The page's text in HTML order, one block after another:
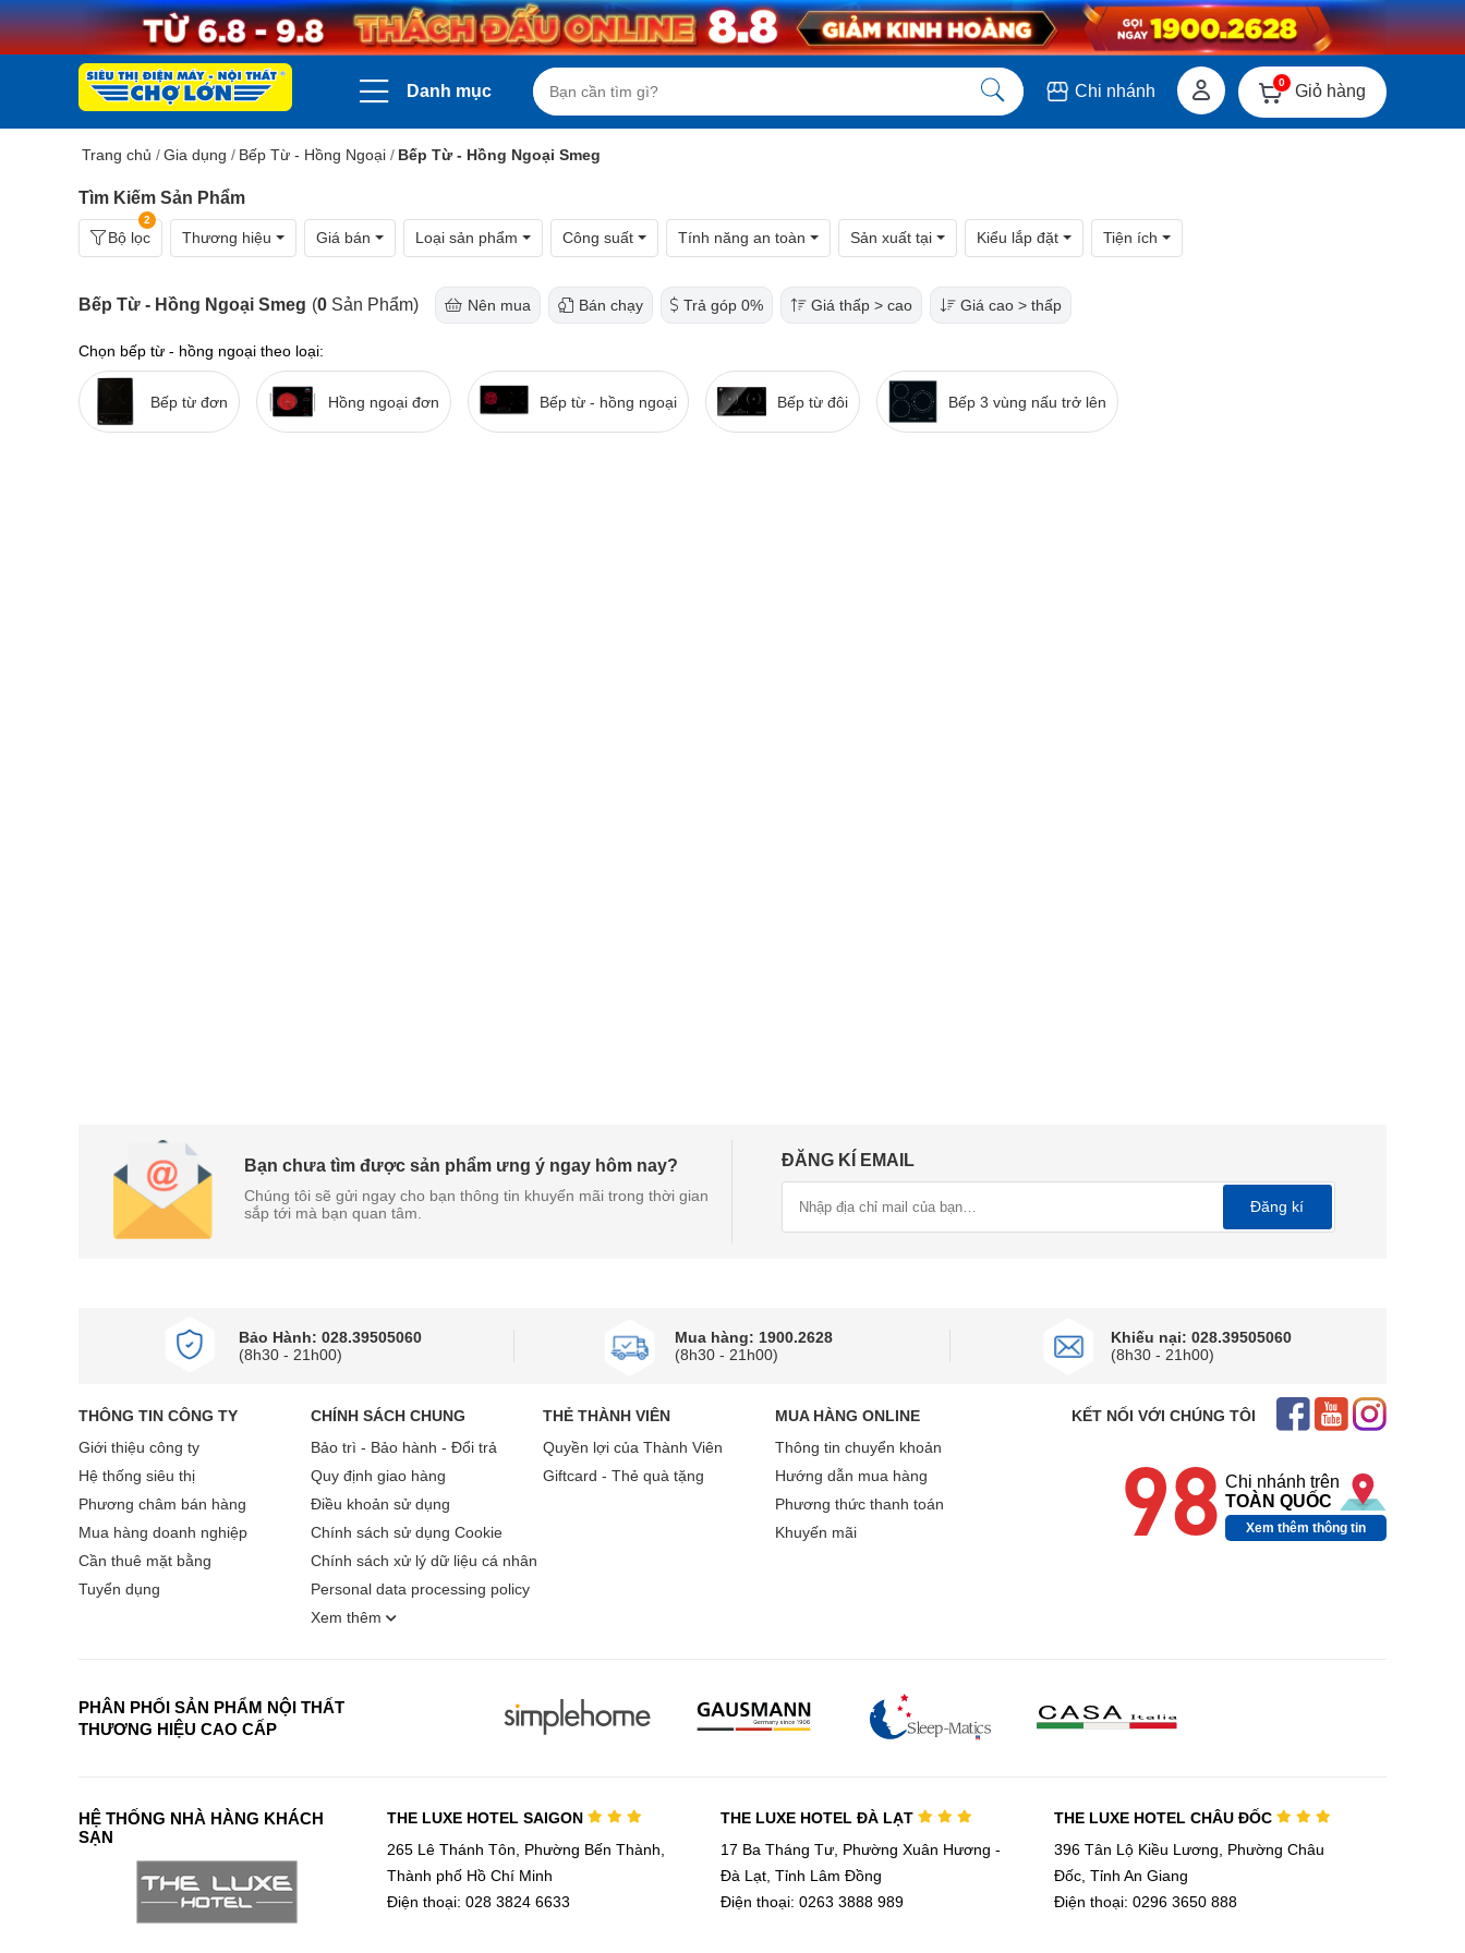
Danh mục Chi nhánh 0 Giỏ hàng
Trang chủ /Gia dụng / Bếp Từ - Hồng Ngoại / Bếp Từ - Hồng Ngoại Smeg
Tìm Kiếm Sản Phẩm
Bộ lọc
2
Thương hiệu Giá bán Loại sản phẩm Công suất Tính năng an toàn Sản xuất tại Kiểu lắp đặt Tiện ích
Bếp Từ - Hồng Ngoại Smeg (0 Sản Phẩm) Nên mua Bán chạy Trả góp 0% Giá thấp > cao Giá cao > thấp
Chọn bếp từ - hồng ngoại theo loại:
Bếp từ đơn Hồng ngoại đơn Bếp từ - hồng ngoại Bếp từ đôi Bếp 3 vùng nấu trở lên
Bạn chưa tìm được sản phẩm ưng ý ngay hôm nay?
Chúng tôi sẽ gửi ngay cho bạn thông tin khuyến mãi trong thời gian
sắp tới mà bạn quan tâm.
ĐĂNG KÍ EMAIL
Đăng kí
Bảo Hành: 028.39505060
(8h30 - 21h00)
Mua hàng: 1900.2628
(8h30 - 21h00)
Khiếu nại: 028.39505060
(8h30 - 21h00)
THÔNG TIN CÔNG TY
Giới thiệu công ty
Hệ thống siêu thị
Phương châm bán hàng
Mua hàng doanh nghiệp
Cần thuê mặt bằng
Tuyển dụng
CHÍNH SÁCH CHUNG
Bảo trì - Bảo hành - Đổi trả
Quy định giao hàng
Điều khoản sử dụng
Chính sách sử dụng Cookie
Chính sách xử lý dữ liệu cá nhân
Personal data processing policy
Xem thêm
THẺ THÀNH VIÊN
Quyền lợi của Thành Viên
Giftcard - Thẻ quà tặng
MUA HÀNG ONLINE
Thông tin chuyển khoản
Hướng dẫn mua hàng
Phương thức thanh toán
Khuyến mãi
KẾT NỐI VỚI CHÚNG TÔI
98 Chi nhánh trên
TOÀN QUỐC
Xem thêm thông tin
PHÂN PHỐI SẢN PHẨM NỘI THẤT
THƯƠNG HIỆU CAO CẤP
HỆ THỐNG NHÀ HÀNG KHÁCH
SẠN
THE LUXE HOTEL SAIGON
265 Lê Thánh Tôn, Phường Bến Thành,
Thành phố Hồ Chí Minh
Điện thoại: 028 3824 6633
THE LUXE HOTEL ĐÀ LẠT
17 Ba Tháng Tư, Phường Xuân Hương -
Đà Lạt, Tỉnh Lâm Đồng
Điện thoại: 0263 3888 989
THE LUXE HOTEL CHÂU ĐỐC
396 Tân Lộ Kiều Lương, Phường Châu
Đốc, Tỉnh An Giang
Điện thoại: 0296 3650 888